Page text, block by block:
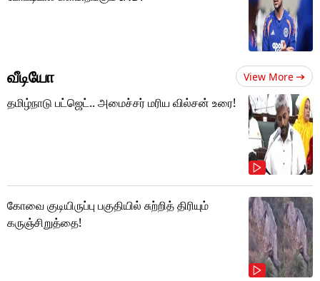
வீடியோ View More
தமிழ்நாடு பட்ஜெட்.. அமைச்சர் மரிய வில்சன் உரை!
கோவை குடியிருப்பு பகுதியில் சுற்றித் திரியும்
கருஞ்சிறுத்தை!